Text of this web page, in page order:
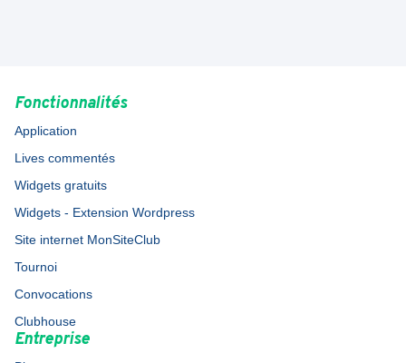
Fonctionnalités
Application
Lives commentés
Widgets gratuits
Widgets - Extension Wordpress
Site internet MonSiteClub
Tournoi
Convocations
Clubhouse
Entreprise